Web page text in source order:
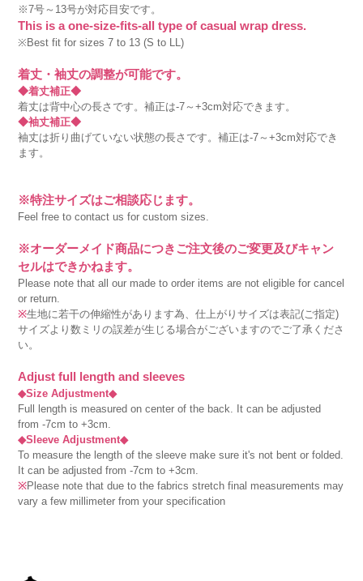
※7号～13号が対応目安です。
This is a one-size-fits-all type of casual wrap dress.
※Best fit for sizes 7 to 13 (S to LL)
着丈・袖丈の調整が可能です。
◆着丈補正◆
着丈は背中心の長さです。補正は-7～+3cm対応できます。
◆袖丈補正◆
袖丈は折り曲げていない状態の長さです。補正は-7～+3cm対応でき
ます。
※特注サイズはご相談応じます。
Feel free to contact us for custom sizes.
※オーダーメイド商品につきご注文後のご変更及びキャン
セルはできかねます。
Please note that all our made to order items are not eligible for cancel
or return.
※生地に若干の伸縮性があります為、仕上がりサイズは表記(ご指定)
サイズより数ミリの誤差が生じる場合がございますのでご了承くださ
い。
Adjust full length and sleeves
◆Size Adjustment◆
Full length is measured on center of the back. It can be adjusted
from -7cm to +3cm.
◆Sleeve Adjustment◆
To measure the length of the sleeve make sure it's not bent or folded.
It can be adjusted from -7cm to +3cm.
※Please note that due to the fabrics stretch final measurements may
vary a few millimeter from your specification